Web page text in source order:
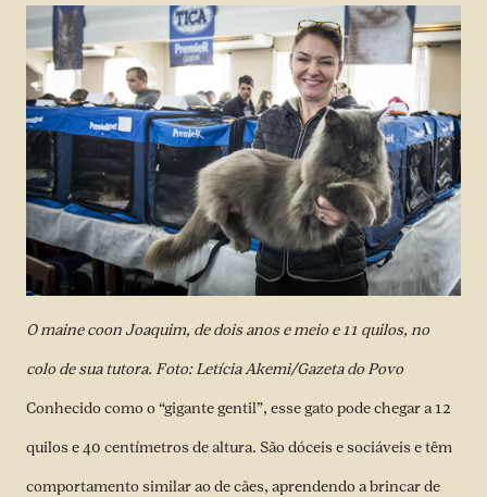
O maine coon Joaquim, de dois anos e meio e 11 quilos, no
colo de sua tutora. Foto: Letícia Akemi/Gazeta do Povo
Conhecido como o “gigante gentil”, esse gato pode chegar a 12
quilos e 40 centímetros de altura. São dóceis e sociáveis e têm
comportamento similar ao de cães, aprendendo a brincar de